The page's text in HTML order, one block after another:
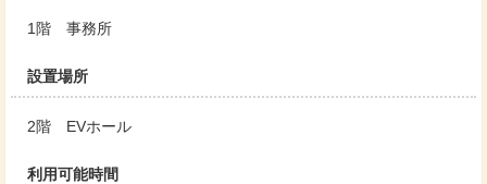
1階 事務所
設置場所
2階 EVホール
利用可能時間